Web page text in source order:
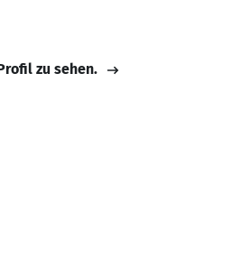
zu sehen.